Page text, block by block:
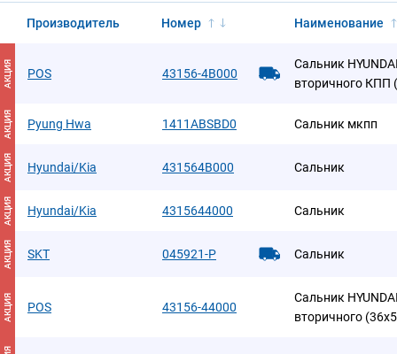
Производитель Номер Наименование
АКЦИЯ POS 43156-4B000
Сальник
вторичного КПП
АКЦИЯ Pyung Hwa 1411ABSBD0 Сальник мкпп
АКЦИЯ Hyundai/Kia 431564B000 Сальник
АКЦИЯ Hyundai/Kia 4315644000 Сальник
АКЦИЯ SKT 045921-P Сальник
АКЦИЯ POS 43156-44000
Сальник
вторичного